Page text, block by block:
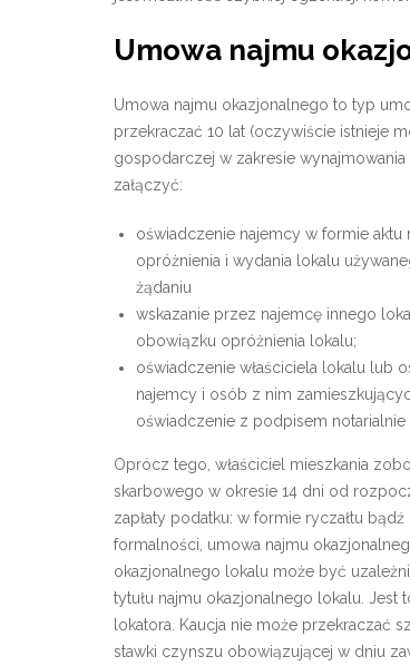
Umowa najmu
Umowa najmu okazjonalnego to typ
przekraczać 10 lat (oczywiście istnieje
gospodarczej w zakresie
załączyć:
oświadczenie najemcy w formie aktu
opróżnienia i wydania lokalu
żądaniu
wskazanie przez najemcę innego
obowiązku opróżnienia lokalu;
oświadczenie właściciela lokalu lub
najemcy i osób z nim
oświadczenie z podpisem
Oprócz tego, właściciel mieszkania
skarbowego w okresie 14 dni od
zapłaty podatku: w formie ryczałtu
formalności, umowa najmu
okazjonalnego lokalu może być
tytułu najmu okazjonalnego lokalu.
lokatora. Kaucja nie może przekraczać
stawki czynszu obowiązującej w dniu